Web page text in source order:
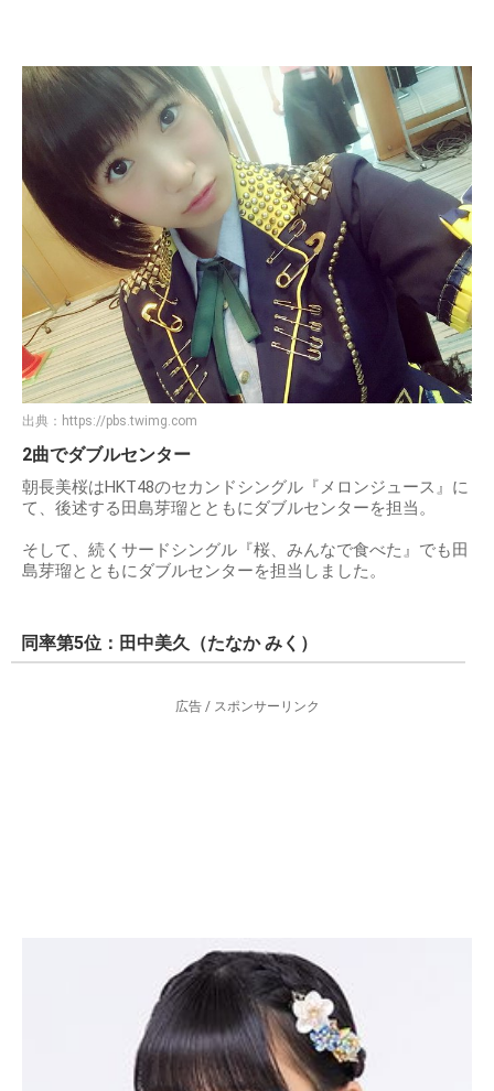
出典： https://pbs.twimg.com
2曲でダブルセンター
朝長美桜はHKT48のセカンドシングル『メロンジュース』に
て、後述する田島芽瑠とともにダブルセンターを担当。
そして、続くサードシングル『桜、みんなで食べた』でも田
島芽瑠とともにダブルセンターを担当しました。
同率第5位：田中美久（たなか みく）
広告 / スポンサーリンク